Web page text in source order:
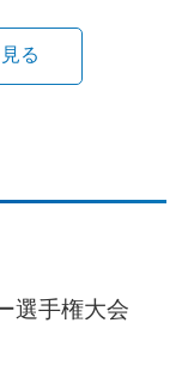
る
選手権大会